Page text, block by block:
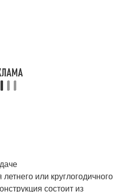
или круглогодичного
состоит из